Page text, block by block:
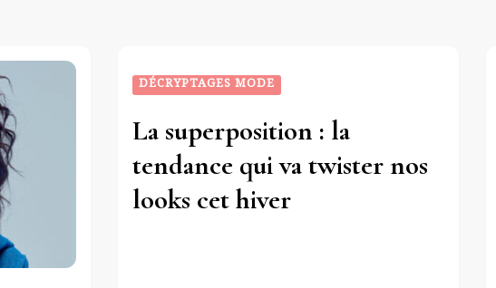
DÉCRYPTAGES MODE
La superposition : la
tendance qui va twister nos
looks cet hiver